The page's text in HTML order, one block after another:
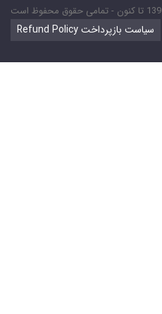
Refund Policy سیاست بازپرداخت